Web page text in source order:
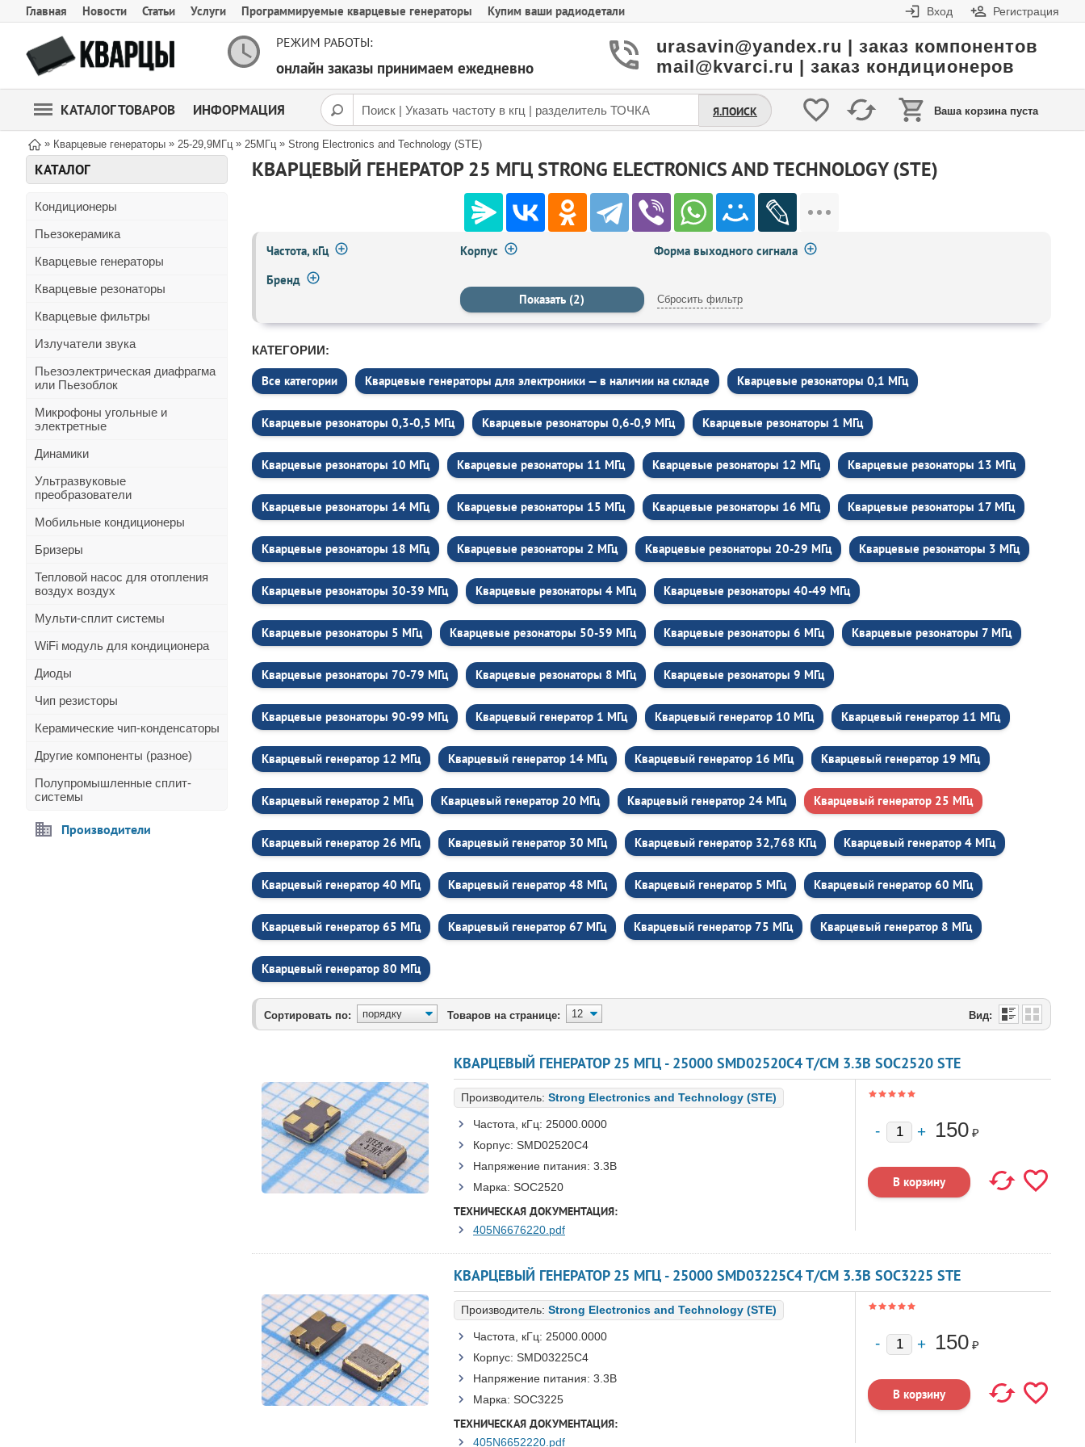
Главная Новости Статьи Услуги Программируемые кварцевые генераторы Купим ваши радиодетали Вход Регистрация
РЕЖИМ РАБОТЫ:
онлайн заказы принимаем ежедневно
urasavin@yandex.ru | заказ компонентов
mail@kvarci.ru | заказ кондиционеров
КАТАЛОГ ТОВАРОВ ИНФОРМАЦИЯ Ваша корзина пуста
Я.ПОИСК
» Кварцевые генераторы » 25-29,9МГц » 25МГц » Strong Electronics and Technology (STE)
КАТАЛОГ
Кондиционеры
Пьезокерамика
Кварцевые генераторы
Кварцевые резонаторы
Кварцевые фильтры
Излучатели звука
Пьезоэлектрическая диафрагма
или Пьезоблок
Микрофоны угольные и
электретные
Динамики
Ультразвуковые
преобразователи
Мобильные кондиционеры
Бризеры
Тепловой насос для отопления
воздух воздух
Мульти-сплит системы
WiFi модуль для кондиционера
Диоды
Чип резисторы
Керамические чип-конденсаторы
Другие компоненты (разное)
Полупромышленные сплит-
системы
Производители
КВАРЦЕВЫЙ ГЕНЕРАТОР 25 МГЦ STRONG ELECTRONICS AND TECHNOLOGY (STE)
Частота, кГц Корпус
Форма выходного сигнала
Бренд
Сбросить фильтр
КАТЕГОРИИ:
Все категории Кварцевые генераторы для электроники — в наличии на складе Кварцевые резонаторы 0,1 МГц
Кварцевые резонаторы 0,3-0,5 МГц Кварцевые резонаторы 0,6-0,9 МГц Кварцевые резонаторы 1 МГц
Кварцевые резонаторы 10 МГц Кварцевые резонаторы 11 МГц Кварцевые резонаторы 12 МГц Кварцевые резонаторы 13 МГц
Кварцевые резонаторы 14 МГц Кварцевые резонаторы 15 МГц Кварцевые резонаторы 16 МГц Кварцевые резонаторы 17 МГц
Кварцевые резонаторы 18 МГц Кварцевые резонаторы 2 МГц Кварцевые резонаторы 20-29 МГц Кварцевые резонаторы 3 МГц
Кварцевые резонаторы 30-39 МГц Кварцевые резонаторы 4 МГц Кварцевые резонаторы 40-49 МГц
Кварцевые резонаторы 5 МГц Кварцевые резонаторы 50-59 МГц Кварцевые резонаторы 6 МГц Кварцевые резонаторы 7 МГц
Кварцевые резонаторы 70-79 МГц Кварцевые резонаторы 8 МГц Кварцевые резонаторы 9 МГц
Кварцевые резонаторы 90-99 МГц Кварцевый генератор 1 МГц Кварцевый генератор 10 МГц Кварцевый генератор 11 МГц
Кварцевый генератор 12 МГц Кварцевый генератор 14 МГц Кварцевый генератор 16 МГц Кварцевый генератор 19 МГц
Кварцевый генератор 2 МГц Кварцевый генератор 20 МГц Кварцевый генератор 24 МГц Кварцевый генератор 25 МГц
Кварцевый генератор 26 МГц Кварцевый генератор 30 МГц Кварцевый генератор 32,768 КГц Кварцевый генератор 4 МГц
Кварцевый генератор 40 МГц Кварцевый генератор 48 МГц Кварцевый генератор 5 МГц Кварцевый генератор 60 МГц
Кварцевый генератор 65 МГц Кварцевый генератор 67 МГц Кварцевый генератор 75 МГц Кварцевый генератор 8 МГц
Кварцевый генератор 80 МГц
Сортировать по: Товаров на странице: Вид:
КВАРЦЕВЫЙ ГЕНЕРАТОР 25 МГЦ - 25000 SMD02520C4 T/CM 3.3В SOC2520 STE
Производитель: Strong Electronics and Technology (STE)
Частота, кГц: 25000.0000
Корпус: SMD02520C4
Напряжение питания: 3.3В
Марка: SOC2520
ТЕХНИЧЕСКАЯ ДОКУМЕНТАЦИЯ:
405N6676220.pdf
150 ₽
КВАРЦЕВЫЙ ГЕНЕРАТОР 25 МГЦ - 25000 SMD03225C4 T/CM 3.3В SOC3225 STE
Производитель: Strong Electronics and Technology (STE)
Частота, кГц: 25000.0000
Корпус: SMD03225C4
Напряжение питания: 3.3В
Марка: SOC3225
ТЕХНИЧЕСКАЯ ДОКУМЕНТАЦИЯ:
405N6652220.pdf
150 ₽